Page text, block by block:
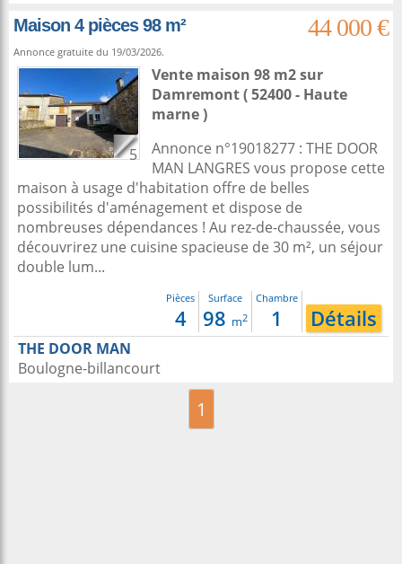
Maison 4 pièces 98 m²
44 000 €
Annonce gratuite du 19/03/2026.
5
Vente maison 98 m2sur
Damremont( 52400 - Haute
marne )
Annonce n°19018277 : THE DOOR
MAN LANGRES vous propose cette
maison à usage d'habitation offre de belles
possibilités d'aménagement et dispose de
nombreuses dépendances ! Au rez-de-chaussée, vous
découvrirez une cuisine spacieuse de 30 m², un séjour
double lum...
Pièces
4
Surface
98 m2
Chambre
1 Détails
THE DOOR MAN
Boulogne-billancourt
1